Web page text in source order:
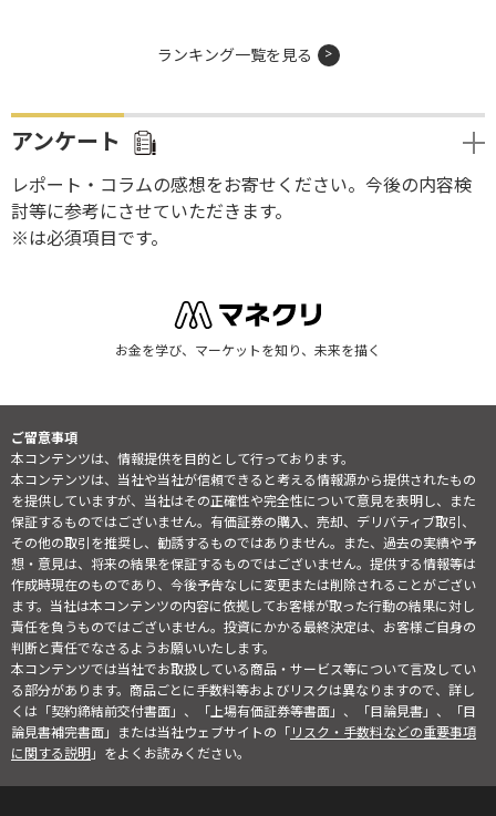
ランキング一覧を見る
アンケート
レポート・コラムの感想をお寄せください。今後の内容検
討等に参考にさせていただきます。
※は必須項目です。
お金を学び、マーケットを知り、未来を描く
ご留意事項
本コンテンツは、情報提供を目的として行っております。
本コンテンツは、当社や当社が信頼できると考える情報源から提供されたもの
を提供していますが、当社はその正確性や完全性について意見を表明し、また
保証するものではございません。有価証券の購入、売却、デリバティブ取引、
その他の取引を推奨し、勧誘するものではありません。また、過去の実績や予
想・意見は、将来の結果を保証するものではございません。提供する情報等は
作成時現在のものであり、今後予告なしに変更または削除されることがござい
ます。当社は本コンテンツの内容に依拠してお客様が取った行動の結果に対し
責任を負うものではございません。投資にかかる最終決定は、お客様ご自身の
判断と責任でなさるようお願いいたします。
本コンテンツでは当社でお取扱している商品・サービス等について言及してい
る部分があります。商品ごとに手数料等およびリスクは異なりますので、詳し
くは「契約締結前交付書面」、「上場有価証券等書面」、「目論見書」、「目
論見書補完書面」または当社ウェブサイトの「リスク・手数料などの重要事項
に関する説明」をよくお読みください。